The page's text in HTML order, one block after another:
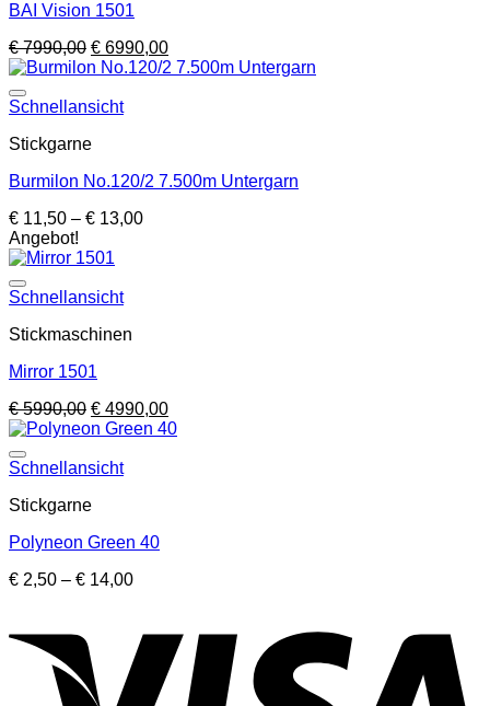
BAI Vision 1501
€7990,00 Ursprünglicher
Preis
€ 7990,00
€ 6990,00Aktueller
Preis
Schnellansicht
Stickgarne
Burmilon No.120/2 7.500m Untergarn
€ 11,50 – € 13,00Preisspanne:
Angebot!
Schnellansicht
Stickmaschinen
Mirror 1501
€5990,00 Ursprünglicher
Preis
€ 5990,00
€ 4990,00Aktueller
Preis
Schnellansicht
Stickgarne
Polyneon Green 40
€ 2,50 – € 14,00Preisspanne:
€ 14,00